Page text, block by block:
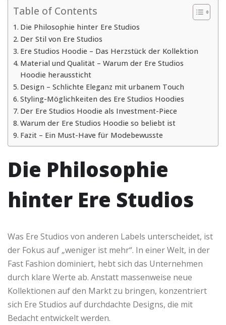
Table of Contents
Die Philosophie hinter Ere Studios
Der Stil von Ere Studios
Ere Studios Hoodie – Das Herzstück der Kollektion
Material und Qualität – Warum der Ere Studios
Hoodie heraussticht
Design – Schlichte Eleganz mit urbanem Touch
Styling-Möglichkeiten des Ere Studios Hoodies
Der Ere Studios Hoodie als Investment-Piece
Warum der Ere Studios Hoodie so beliebt ist
Fazit – Ein Must-Have für Modebewusste
Die Philosophie
hinter Ere Studios
Was Ere Studios von anderen Labels unterscheidet, ist
der Fokus auf „weniger ist mehr“. In einer Welt, in der
Fast Fashion dominiert, hebt sich das Unternehmen
durch klare Werte ab. Anstatt massenweise neue
Kollektionen auf den Markt zu bringen, konzentriert
sich Ere Studios auf durchdachte Designs, die mit
Bedacht entwickelt werden.